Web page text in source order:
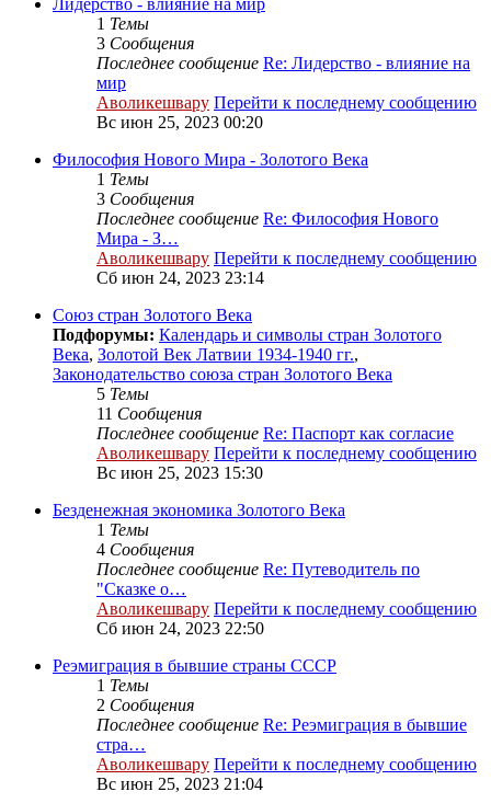
Лидерство - влияние на мир
1 Темы
3 Сообщения
Последнее сообщение Re: Лидерство - влияние на
мир
Аволикешвару Перейти к последнему сообщению
Вс июн 25, 2023 00:20
Философия Нового Мира - Золотого Века
1 Темы
3 Сообщения
Последнее сообщение Re: Философия Нового
Мира - З…
Аволикешвару Перейти к последнему сообщению
Сб июн 24, 2023 23:14
Cоюз стран Золотого Века
Подфорумы: Календарь и символы стран Золотого
Века, Золотой Век Латвии 1934-1940 гг.,
Законодательство союза стран Золотого Века
5 Темы
11 Сообщения
Последнее сообщение Re: Паспорт как согласие
Аволикешвару Перейти к последнему сообщению
Вс июн 25, 2023 15:30
Безденежная экономика Золотого Века
1 Темы
4 Сообщения
Последнее сообщение Re: Путеводитель по
"Сказке о…
Аволикешвару Перейти к последнему сообщению
Сб июн 24, 2023 22:50
Реэмиграция в бывшие страны СССР
1 Темы
2 Сообщения
Последнее сообщение Re: Реэмиграция в бывшие
стра…
Аволикешвару Перейти к последнему сообщению
Вс июн 25, 2023 21:04